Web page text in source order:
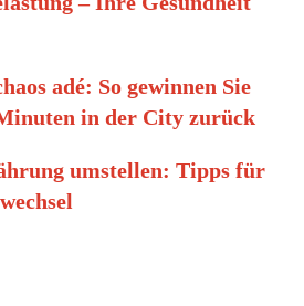
adé: So gewinnen Sie
in der City zurück
umstellen: Tipps für